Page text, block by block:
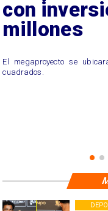
con
millones
El megaproyecto se
cuadrados.